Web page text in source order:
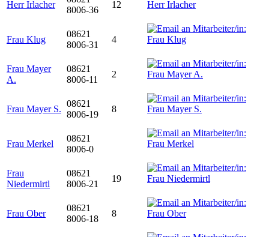
Herr Irlacher
8006-36
12
Frau Klug
08621
8006-31
4
Frau Mayer
A.
08621
8006-11
2
Frau Mayer S.
08621
8006-19
8
Frau Merkel
08621
8006-0
Frau
Niedermirtl
08621
8006-21
19
Frau Ober
08621
8006-18
8